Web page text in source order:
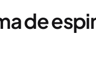
de